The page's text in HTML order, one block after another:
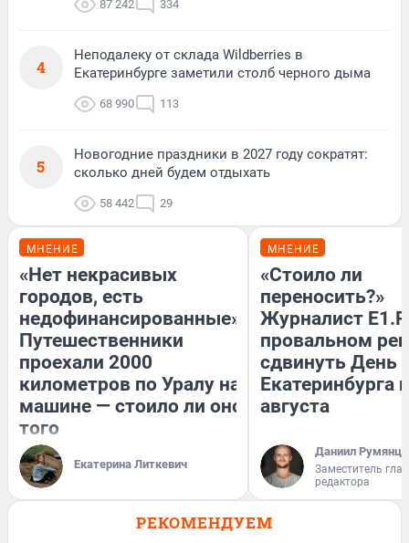
87 242 334
4
Неподалеку от склада Wildberries в
Екатеринбурге заметили столб черного дыма
68 990 113
5
Новогодние праздники в 2027 году сократят:
сколько дней будем отдыхать
58 442 29
МНЕНИЕ
«Нет некрасивых
городов, есть
недофинансированные».
Путешественники
проехали 2000
километров по Уралу на
машине — стоило ли оно
того
Екатерина Литкевич
МНЕНИЕ
«Стоило ли
переносить?»
Журналист
провальном
сдвинуть День
Екатеринбурга
августа
Даниил
Заместитель
редактора
РЕКОМЕНДУЕМ